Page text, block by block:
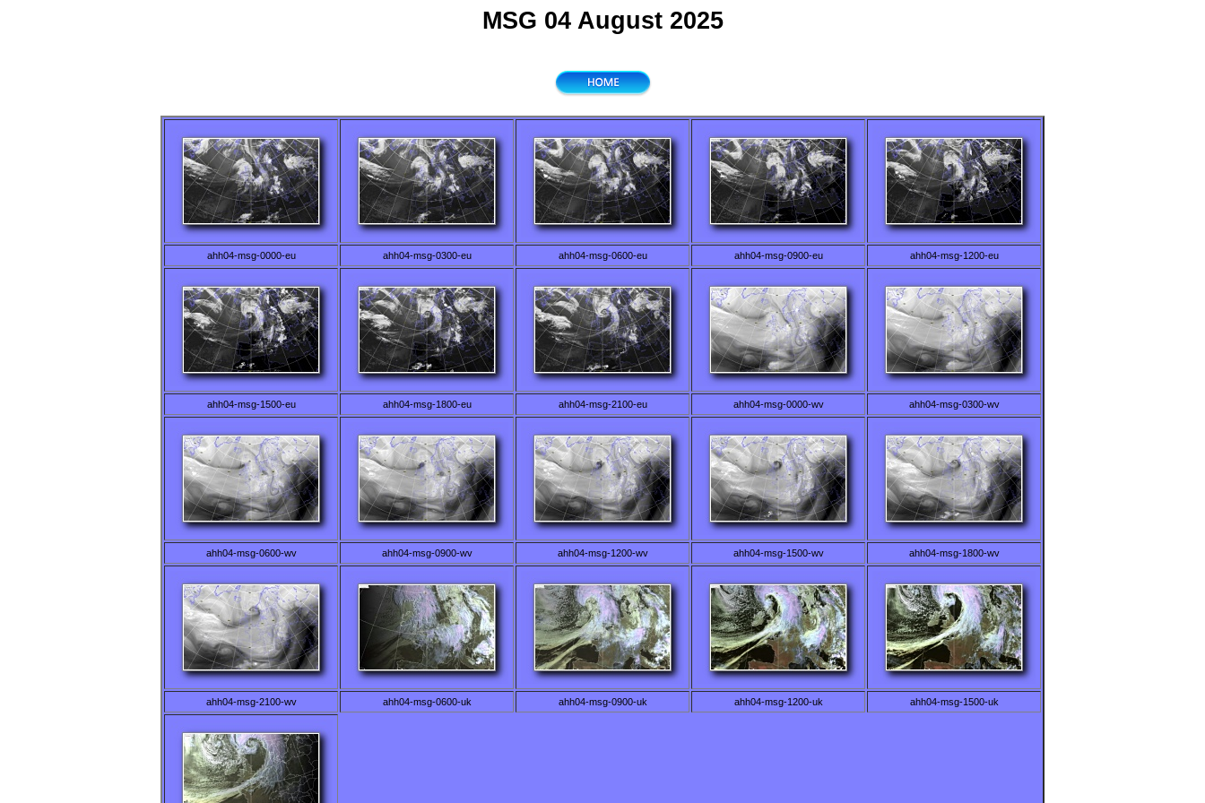
MSG 04 August 2025
ahh04-msg-0000-eu ahh04-msg-0300-eu ahh04-msg-0600-eu ahh04-msg-0900-eu ahh04-msg-1200-eu
ahh04-msg-1500-eu ahh04-msg-1800-eu ahh04-msg-2100-eu ahh04-msg-0000-wv ahh04-msg-0300-wv
ahh04-msg-0600-wv ahh04-msg-0900-wv ahh04-msg-1200-wv ahh04-msg-1500-wv ahh04-msg-1800-wv
ahh04-msg-2100-wv ahh04-msg-0600-uk ahh04-msg-0900-uk ahh04-msg-1200-uk ahh04-msg-1500-uk